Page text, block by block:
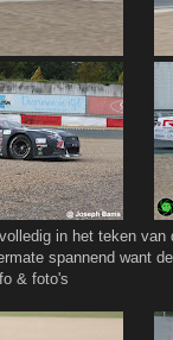
in het teken
spannend want
& foto's